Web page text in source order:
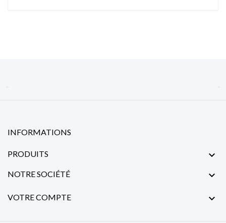
 
INFORMATIONS
PRODUITS 
NOTRE SOCIÉTÉ 
VOTRE COMPTE 